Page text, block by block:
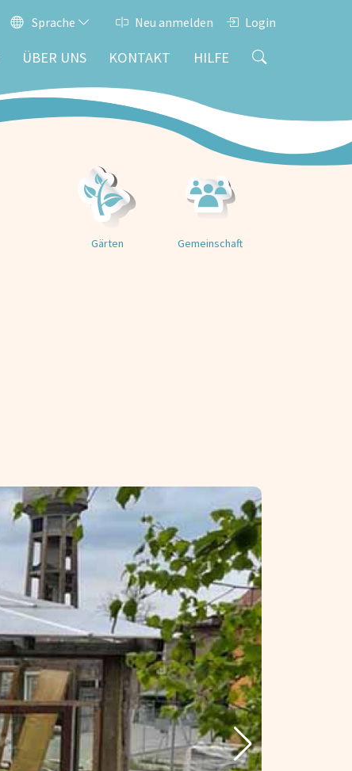
Sprache Neu anmelden Login
ÜBER UNS KONTAKT HILFE
Gärten Gemeinschaft